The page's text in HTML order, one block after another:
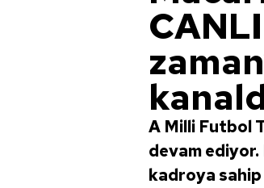
A Milli Futbol
devam
kadroya sahip